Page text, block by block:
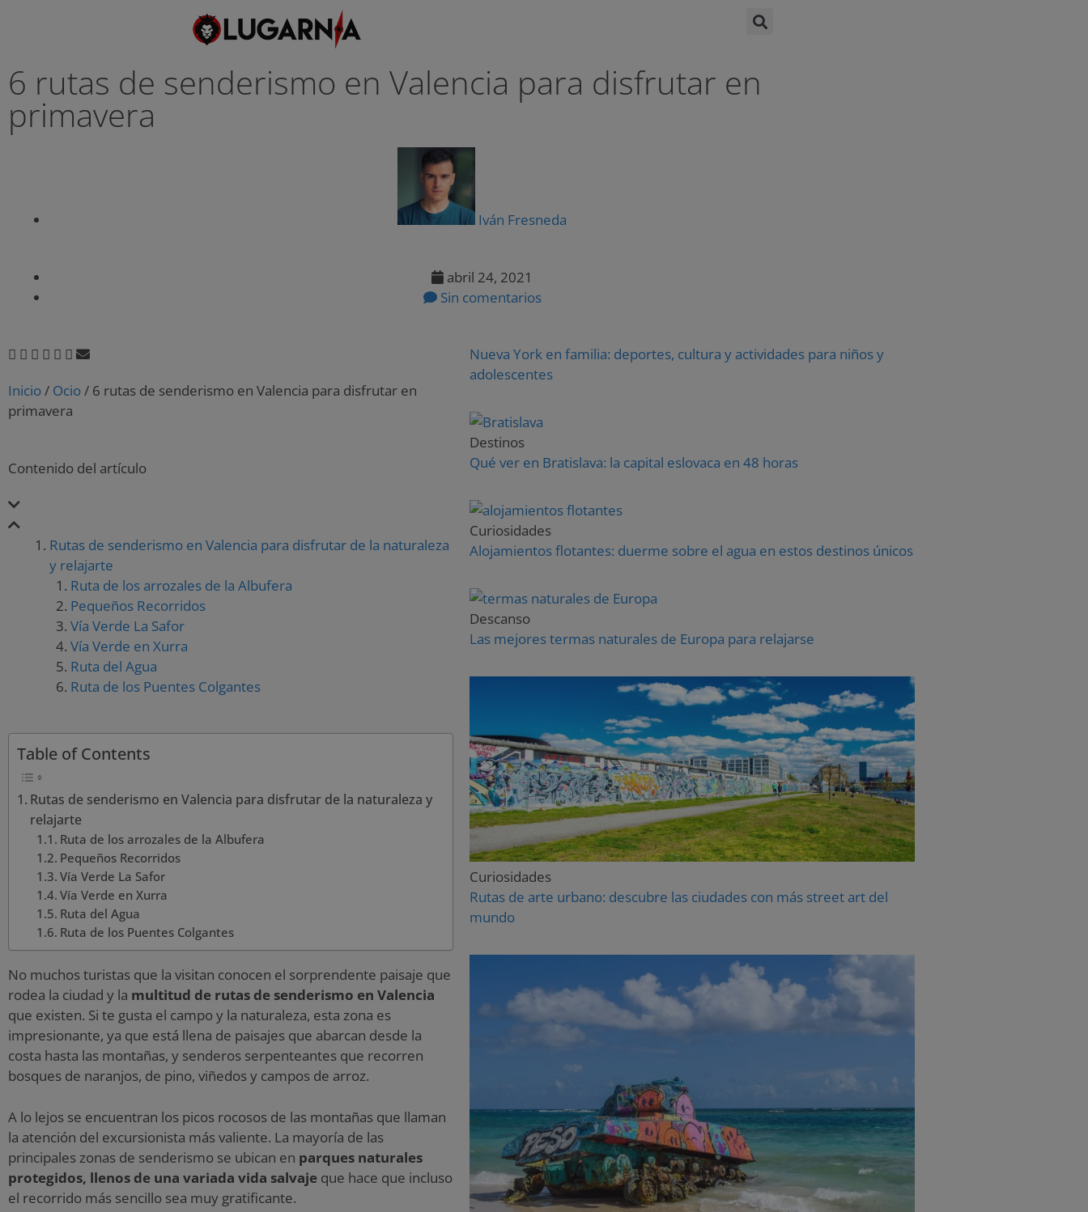
6 rutas de senderismo en Valencia para disfrutar en
primavera
Iván Fresneda
abril 24, 2021
Sin comentarios
Inicio/ Ocio/ 6 rutas de senderismo en Valencia para disfrutar en
primavera
Contenido del artículo
Rutas de senderismo en Valencia para disfrutar de la naturaleza
y relajarte
Ruta de los arrozales de la Albufera
Pequeños Recorridos
Vía Verde La Safor
Vía Verde en Xurra
Ruta del Agua
Ruta de los Puentes Colgantes
Table of Contents
Rutas de senderismo en Valencia para disfrutar de la naturaleza y
relajarte
Ruta de los arrozales de la Albufera
Pequeños Recorridos
Vía Verde La Safor
Vía Verde en Xurra
Ruta del Agua
Ruta de los Puentes Colgantes
No muchos turistas que la visitan conocen el sorprendente paisaje que
rodea la ciudad y la multitud de rutas de senderismo en Valencia
que existen. Si te gusta el campo y la naturaleza, esta zona es
impresionante, ya que está llena de paisajes que abarcan desde la
costa hasta las montañas, y senderos serpenteantes que recorren
bosques de naranjos, de pino, viñedos y campos de arroz.
A lo lejos se encuentran los picos rocosos de las montañas que llaman
la atención del excursionista más valiente. La mayoría de las
principales zonas de senderismo se ubican en parques naturales
protegidos, llenos de una variada vida salvaje que hace que incluso
el recorrido más sencillo sea muy gratificante.
Nueva York en familia: deportes, cultura y actividades para niños y
adolescentes
Destinos
Qué ver en Bratislava: la capital eslovaca en 48 horas
Curiosidades
Alojamientos flotantes: duerme sobre el agua en estos destinos únicos
Descanso
Las mejores termas naturales de Europa para relajarse
Curiosidades
Rutas de arte urbano: descubre las ciudades con más street art del
mundo